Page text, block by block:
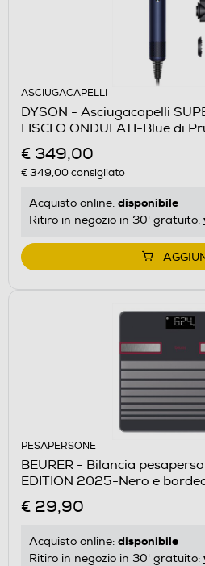
ASCIUGACAPELLI
DYSON - Asciugacapelli
LISCI O ONDULATI-Blue di
€ 349,00
€ 349,00consigliato
Acquisto online: disponibile
Ritiro in negozio in 30' gratuito:
PESAPERSONE
BEURER - Bilancia
EDITION 2025-Nero e
€ 29,90
Acquisto online: disponibile
Ritiro in negozio in 30' gratuito: